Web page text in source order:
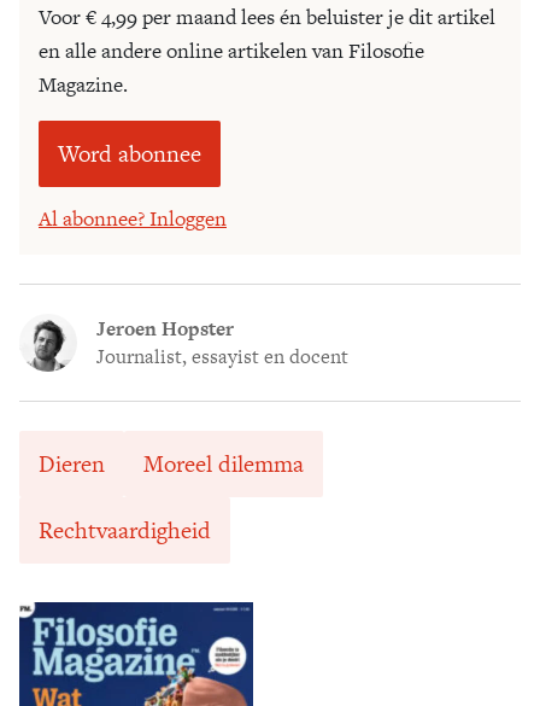
Voor € 4,99 per maand lees én beluister je dit artikel
en alle andere online artikelen van Filosofie
Magazine.
Word abonnee
Al abonnee? Inloggen
Jeroen Hopster
Journalist, essayist en docent
Dieren Moreel dilemma
Rechtvaardigheid